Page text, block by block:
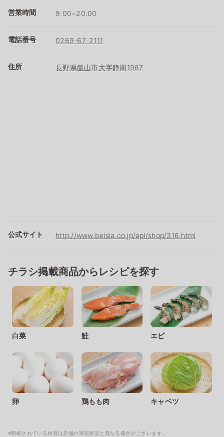
営業時間 9:00~20:00
電話番号 0269-67-2111
住所 長野県飯山市大字静間1967
公式サイト http://www.beisia.co.jp/apl/shop/316.html
チラシ掲載商品からレシピを探す
白菜 鮭 エビ
卵 鶏もも肉 キャベツ
※明細されている内容は店舗の実売状況と異なる場合がございます。